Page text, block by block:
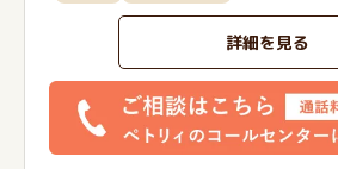
詳細を見る